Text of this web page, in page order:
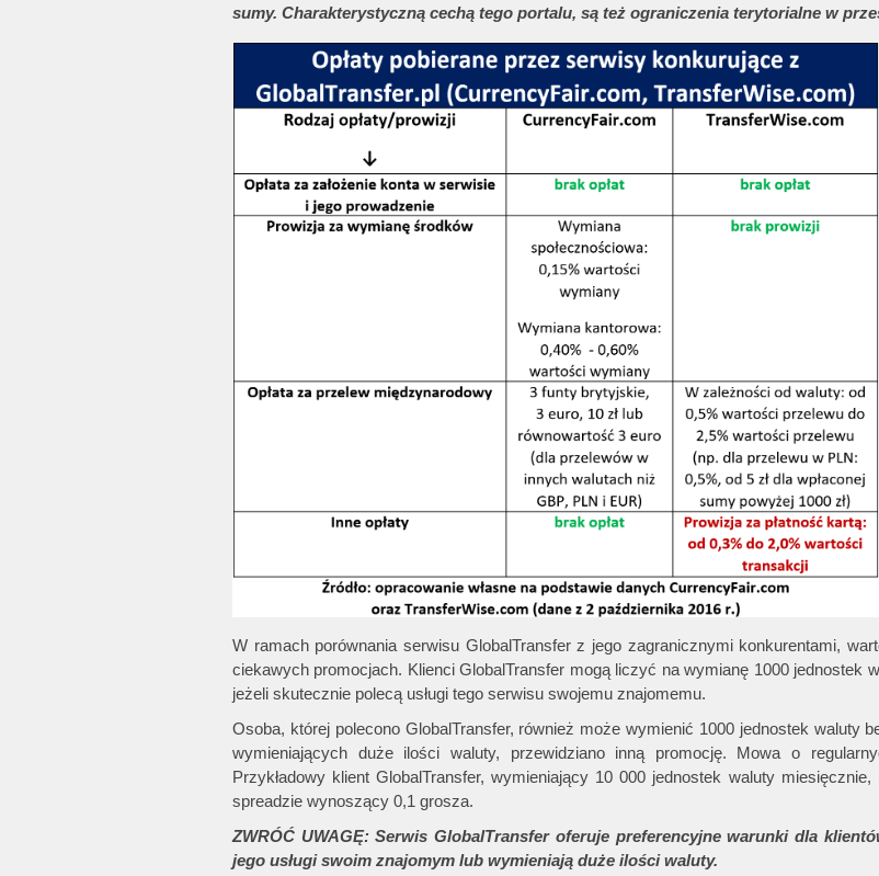
sumy. Charakterystyczną cechą tego portalu, są też ograniczenia terytorialne w
W ramach porównania serwisu GlobalTransfer z jego zagranicznymi konkurentami,
ciekawych promocjach. Klienci GlobalTransfer mogą liczyć na wymianę 1000 jednostek
jeżeli skutecznie polecą usługi tego serwisu swojemu znajomemu.
Osoba, której polecono GlobalTransfer, również może wymienić 1000 jednostek waluty
wymieniających duże ilości waluty, przewidziano inną promocję. Mowa o
Przykładowy klient GlobalTransfer, wymieniający 10 000 jednostek waluty
spreadzie wynoszący 0,1 grosza.
ZWRÓĆ UWAGĘ: Serwis GlobalTransfer oferuje preferencyjne warunki dla
jego usługi swoim znajomym lub wymieniają duże ilości waluty.